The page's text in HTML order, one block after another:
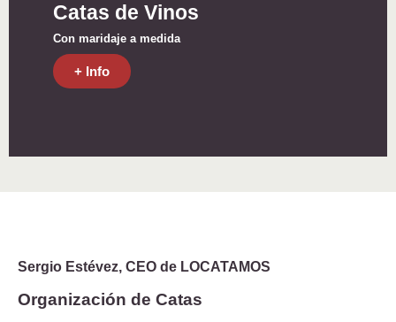
Catas de Vinos
Con maridaje a medida
+ Info
Sergio Estévez, CEO de LOCATAMOS
Organización de Catas